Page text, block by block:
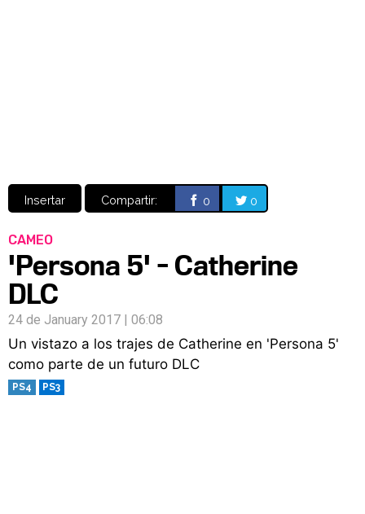
Insertar Compartir: 0 0
CAMEO
'Persona 5' - Catherine
DLC
24 de January 2017 | 06:08
Un vistazo a los trajes de Catherine en 'Persona 5'
como parte de un futuro DLC
PS4 PS3